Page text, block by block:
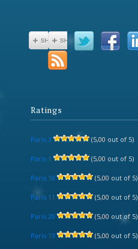
Ratings
Paris 3 (5,00 out of 5)
Paris 1 (5,00 out of 5)
Paris 18 (5,00 out of 5)
Paris 11 (5,00 out of 5)
Paris 20 (5,00 out of 5)
Paris 13 (5,00 out of 5)